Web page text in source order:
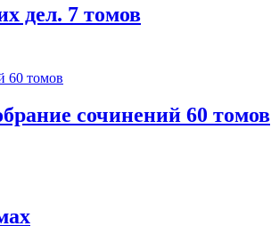
дел. 7 томов
сочинений 60 томов